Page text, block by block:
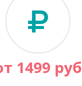
1499 руб